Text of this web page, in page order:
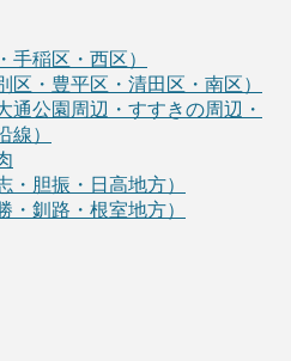
手稲区・西区）
区・豊平区・清田区・南区）
通公園周辺・すすきの周辺・
線）
・胆振・日高地方）
・釧路・根室地方）